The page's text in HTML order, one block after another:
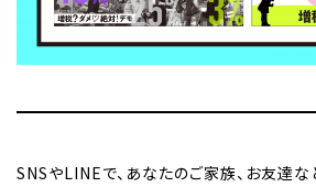
SNSやLINEで、あなたのご家族、お友達